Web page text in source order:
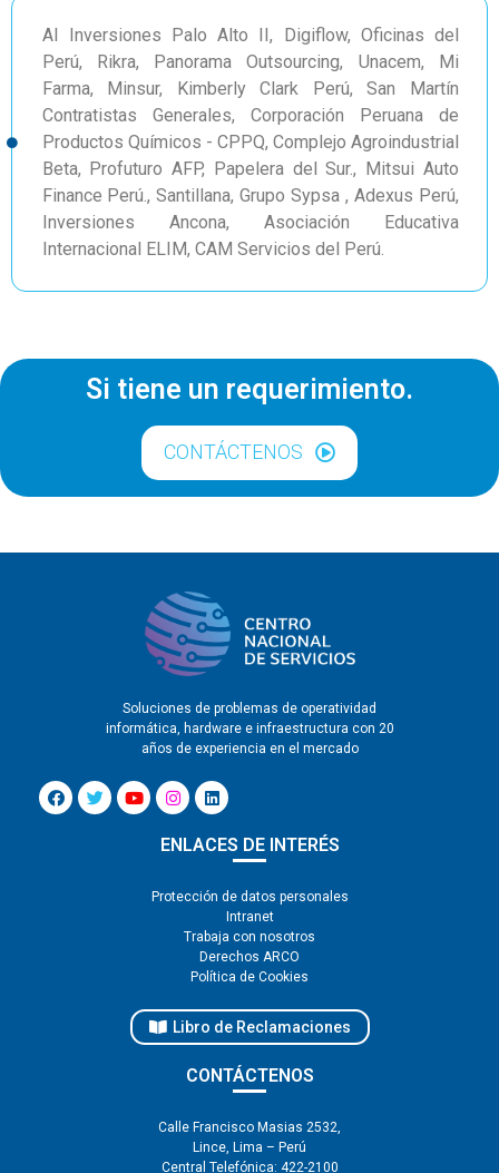
AI Inversiones Palo Alto II, Digiflow, Oficinas del
Perú, Rikra, Panorama Outsourcing, Unacem, Mi
Farma, Minsur, Kimberly Clark Perú, San Martín
Contratistas Generales, Corporación Peruana de
Productos Químicos - CPPQ, Complejo Agroindustrial
Beta, Profuturo AFP, Papelera del Sur., Mitsui Auto
Finance Perú., Santillana, Grupo Sypsa , Adexus Perú,
Inversiones Ancona, Asociación Educativa
Internacional ELIM, CAM Servicios del Perú.
Si tiene un requerimiento.​
CONTÁCTENOS
Soluciones de problemas de operatividad
informática, hardware e infraestructura con 20
años de experiencia en el mercado
ENLACES DE INTERÉS
Protección de datos personales
Intranet
Trabaja con nosotros
Derechos ARCO
Política de Cookies
Libro de Reclamaciones
CONTÁCTENOS
Calle Francisco Masias 2532,
Lince, Lima – Perú
Central Telefónica: 422-2100